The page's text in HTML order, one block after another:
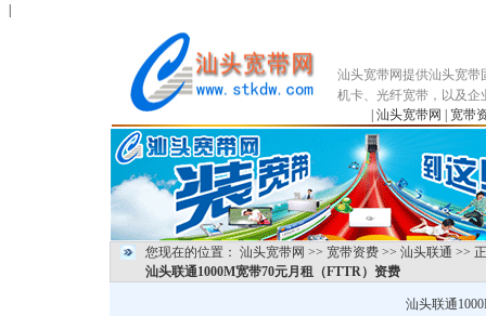
汕头宽带网提供汕头宽带
机卡、光纤宽带，以及
汕头宽带网 宽带
您现在的位置： 汕头宽带网 >> 宽带资费 >> 汕头联通 >>
汕头联通1000M宽带70元月租（FTTR）资费
汕头联通